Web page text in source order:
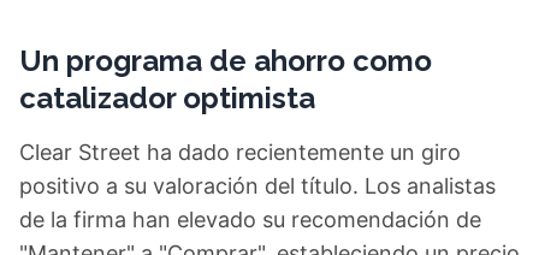
Un programa de ahorro como
catalizador optimista
Clear Street ha dado recientemente un giro
positivo a su valoración del título. Los analistas
de la firma han elevado su recomendación de